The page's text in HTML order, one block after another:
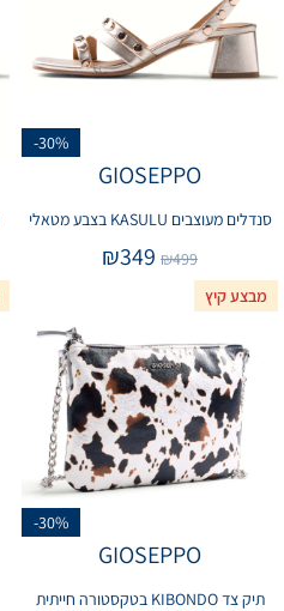
-30%
GIOSEPPO
סנדלים מעוצבים KASULU בצבע מטאלי
₪499
₪349
מבצע קיץ
-30%
GIOSEPPO
תיק צד KIBONDO בטקסטורה חייתית